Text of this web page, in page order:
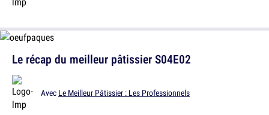
Le récap du meilleur pâtissier S04E02
Avec Le Meilleur Pâtissier : Les Professionnels